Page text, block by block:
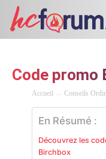
Code promo
Accueil Conseils
En Résumé :
Découvrez les
Birchbox